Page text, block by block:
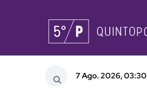
7 Ago. 2026, 03:30